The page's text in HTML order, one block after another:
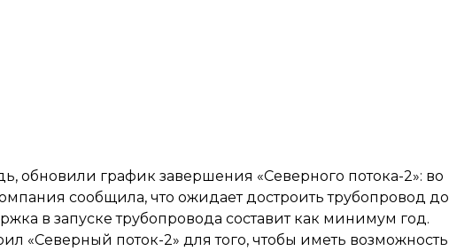
обновили график завершения «Северного потока-2»: во
сообщила, что ожидает достроить трубопровод до
в запуске трубопровода составит как минимум год.
«Северный поток-2» для того, чтобы иметь возможность